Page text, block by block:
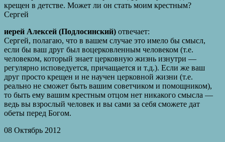
крещен в детстве. Может ли он стать моим крестным?
Cергей
иерей Алексей (Подлосинский) отвечает:
Сергей, полагаю, что в вашем случае это имело бы смысл,
если бы ваш друг был воцерковленным человеком (т.е.
человеком, который знает церковную жизнь изнутри —
регулярно исповедуется, причащается и т.д.). Если же ваш
друг просто крещен и не научен церковной жизни (т.е.
реально не сможет быть вашим советчиком и помощником),
то быть ему вашим крестным отцом нет никакого смысла —
ведь вы взрослый человек и вы сами за себя сможете дат
обеты перед Богом.
08 Октябрь 2012